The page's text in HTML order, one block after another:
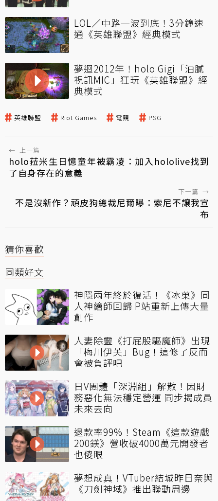
LOL／中路一波到底！3分鐘速
通《英雄聯盟》經典模式
夢迴2012年！holo Gigi「油膩
視訊MIC」狂玩《英雄聯盟》經
典模式
英雄聯盟 Riot Games 電競 PSG
← 上一篇
holo菈米生日憶童年被霸凌：加入hololive找到
了自身存在的意義
下一篇 →
不是沒新作？頑皮狗總裁尼爾曝：索尼不讓我宣
布
猜你喜歡
同類好文
神隱兩年終於復活！《冰菓》同
人神繪師回歸 P站重新上傳大量
創作
人妻除靈《打屁股驅魔師》出現
「梅川伊芙」Bug！這修了反而
會被負評吧
日V團體「深淵組」解散！因財
務惡化無法穩定營運 同步揭成員
未來去向
退款率99%！Steam《這款遊戲
200鎂》營收破4000萬元開發者
也傻眼
夢想成真！VTuber結城昨日奈與
《刀劍神域》推出聯動周邊